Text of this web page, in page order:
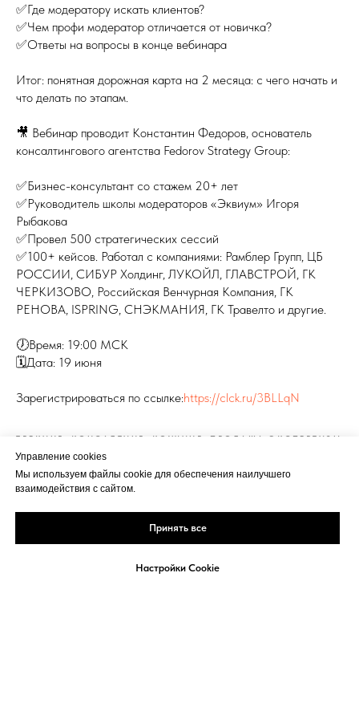
✅Где модератору искать клиентов?
✅Чем профи модератор отличается от новичка?
✅Ответы на вопросы в конце вебинара
Итог: понятная дорожная карта на 2 месяца: с чего начать и
что делать по этапам.
🎥 Вебинар проводит Константин Федоров, основатель
консалтингового агентства Fedorov Strategy Group:
✅Бизнес-консультант со стажем 20+ лет
✅Руководитель школы модераторов «Эквиум» Игоря
Рыбакова
✅Провел 500 стратегических сессий
✅100+ кейсов. Работал с компаниями: Рамблер Групп, ЦБ
РОССИИ, СИБУР Холдинг, ЛУКОЙЛ, ГЛАВСТРОЙ, ГК
ЧЕРКИЗОВО, Российская Венчурная Компания, ГК
РЕНОВА, ISPRING, СНЭКМАНИЯ, ГК Травелто и другие.
🕖Время: 19:00 МСК
🗓Дата: 19 июня
Зарегистрироваться по ссылке:https://clck.ru/3BLLqN
ТРЕКИНГ, КОНСАЛТИНГ, КОУЧИНГ, ПРОДАЖА ЭКСПЕРТИЗЫ
Управление cookies
Мы используем файлы cookie для обеспечения наилучшего
взаимодействия с сайтом.
Принять все
Настройки Cookie